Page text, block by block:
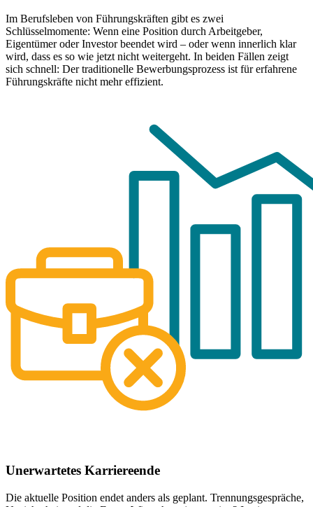
Im Berufsleben von Führungskräften gibt es zwei
Schlüsselmomente: Wenn eine Position durch Arbeitgeber,
Eigentümer oder Investor beendet wird – oder wenn innerlich klar
wird, dass es so wie jetzt nicht weitergeht. In beiden Fällen zeigt
sich schnell: Der traditionelle Bewerbungsprozess ist für erfahrene
Führungskräfte nicht mehr effizient.
Unerwartetes Karriereende
Die aktuelle Position endet anders als geplant. Trennungsgespräche,